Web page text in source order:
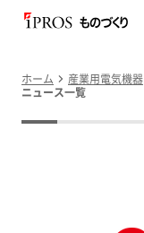
ホーム 産業用電気機器
ニュース一覧